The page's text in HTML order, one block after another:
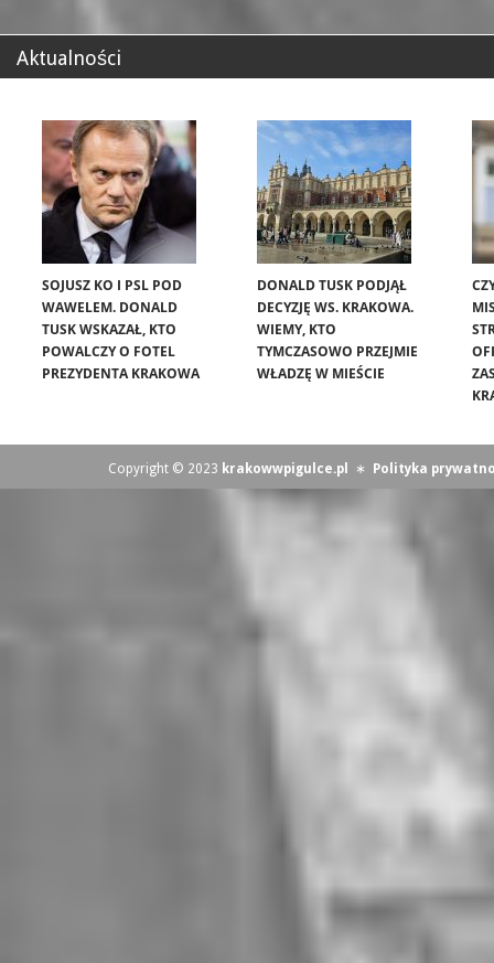
Aktualności
SOJUSZ KO I PSL POD
WAWELEM. DONALD
TUSK WSKAZAŁ, KTO
POWALCZY O FOTEL
PREZYDENTA KRAKOWA
DONALD TUSK PODJĄŁ
DECYZJĘ WS. KRAKOWA.
WIEMY, KTO
TYMCZASOWO PRZEJMIE
WŁADZĘ W MIEŚCIE
Copyright © 2023 krakowwpigulce.pl ∗ Polityka